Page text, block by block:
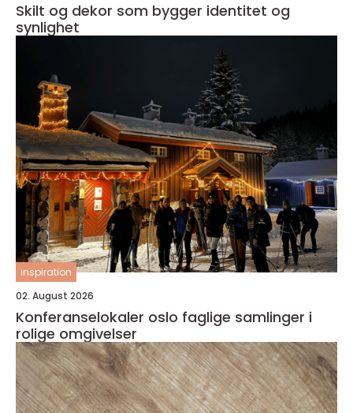
Skilt og dekor som bygger identitet og
synlighet
inspiration
02. August 2026
Konferanselokaler oslo faglige samlinger i
rolige omgivelser